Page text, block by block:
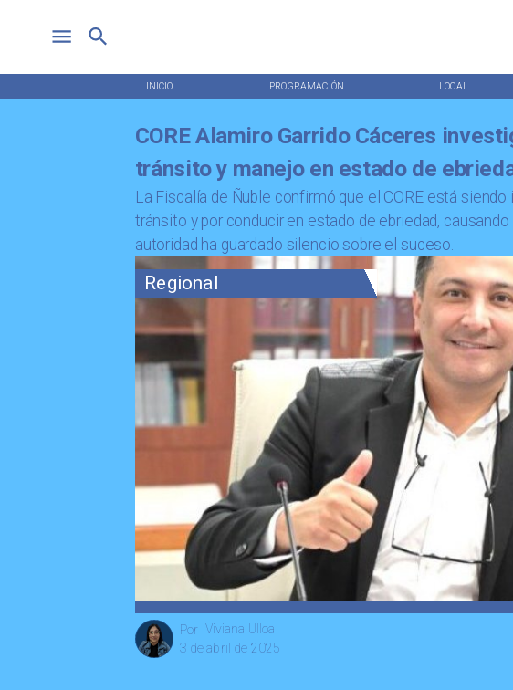
INICIO PROGRAMACIÓN LOCAL
Regional
Viviana Ulloa
Por
3 de abril de 2025
CORE Alamiro Garrido Cáceres
tránsito y manejo en estado de
La Fiscalía de Ñuble confirmó que el CORE está
tránsito y por conducir en estado de ebriedad,
autoridad ha guardado silencio sobre el suceso.